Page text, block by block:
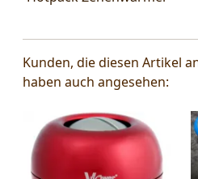
Kunden, die diesen Artikel
haben auch angesehen: